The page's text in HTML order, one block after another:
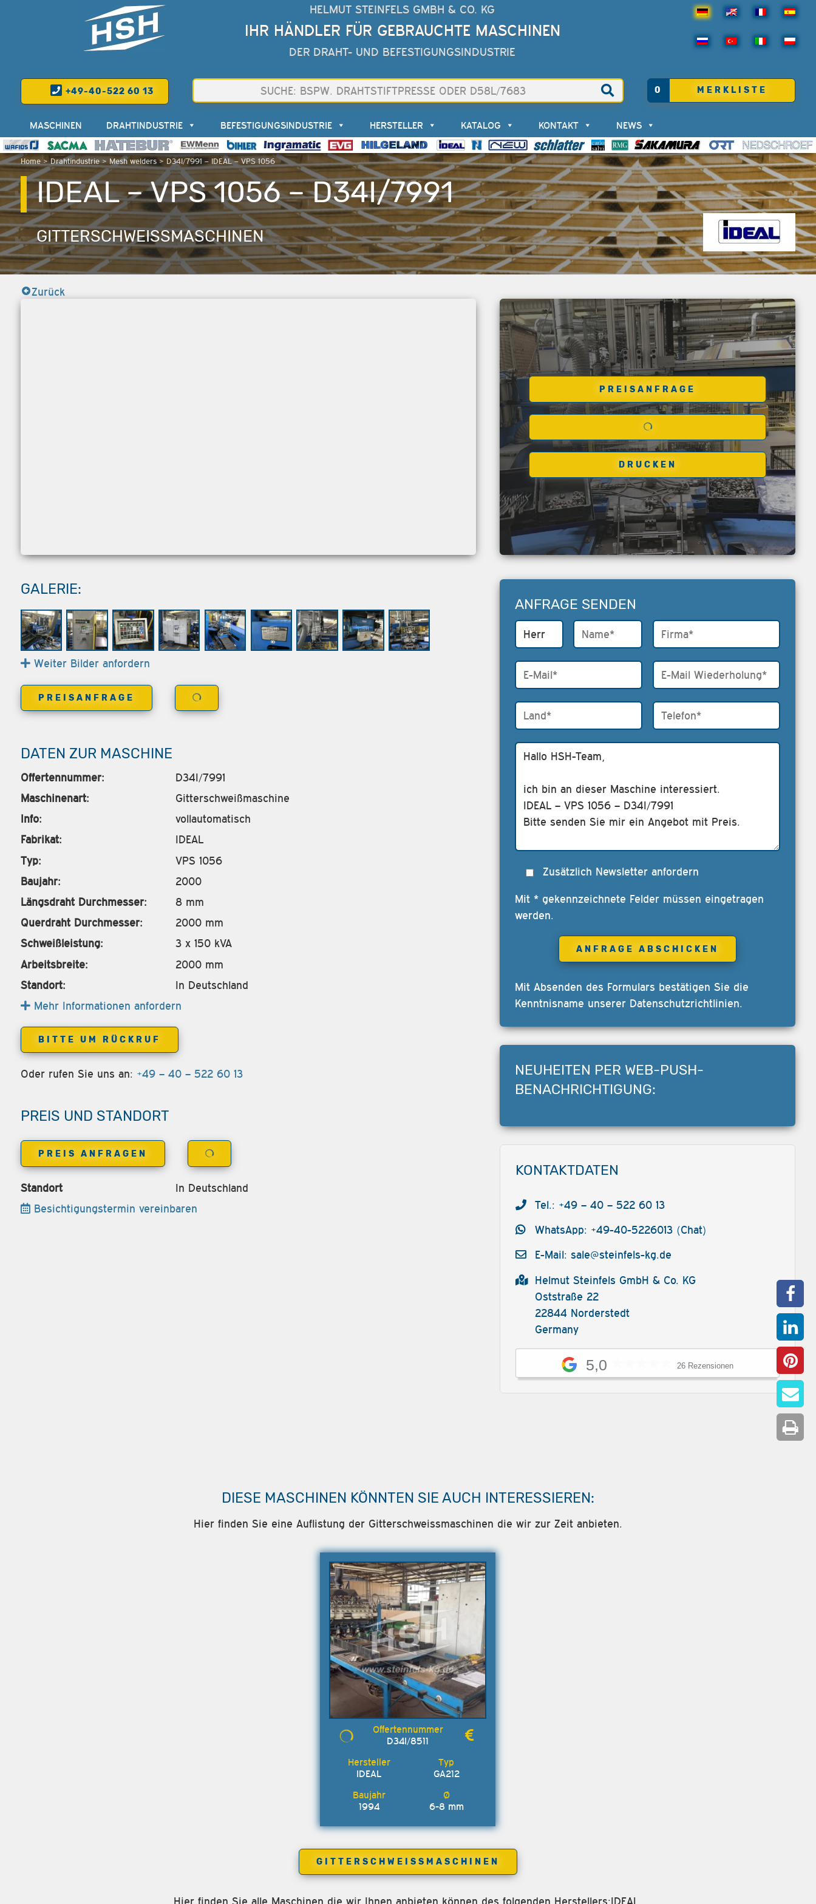
HELMUT STEINFELS GMBH & CO. KG
IHR HÄNDLER FÜR GEBRAUCHTE MASCHINEN
DER DRAHT- UND BEFESTIGUNGSINDUSTRIE
+49-40-522 60 13 0 MERKLISTE
Home> Drahtindustrie> Mesh welders> D34I/7991 – IDEAL – VPS 1056
MASCHINEN DRAHTINDUSTRIE BEFESTIGUNGSINDUSTRIE HERSTELLER KATALOG KONTAKT NEWS
IDEAL – VPS 1056 – D34I/7991
GITTERSCHWEISSMASCHINEN
Zurück
PREISANFRAGE
DRUCKEN
GALERIE:
Weiter Bilder anfordern
PREISANFRAGE
DATEN ZUR MASCHINE
Offertennummer:
D34I/7991
Maschinenart:
Gitterschweißmaschine
Info:
vollautomatisch
Fabrikat:
IDEAL
Typ:
VPS 1056
Baujahr:
2000
Längsdraht Durchmesser:
8 mm
Querdraht Durchmesser:
2000 mm
Schweißleistung:
3 x 150 kVA
Arbeitsbreite:
2000 mm
Standort:
In Deutschland
Mehr Informationen anfordern
BITTE UM RÜCKRUF
Oder rufen Sie uns an: +49 – 40 – 522 60 13
PREIS UND STANDORT
PREIS ANFRAGEN
Standort
In Deutschland
Besichtigungstermin vereinbaren
ANFRAGE SENDEN
Zusätzlich Newsletter anfordern
Mit * gekennzeichnete Felder müssen eingetragen
werden.
Mit Absenden des Formulars bestätigen Sie die
Kenntnisname unserer Datenschutzrichtlinien.
NEUHEITEN PER WEB-PUSH-
BENACHRICHTIGUNG:
KONTAKTDATEN
Tel.: +49 – 40 – 522 60 13
WhatsApp: +49-40-5226013 (Chat)
E-Mail:sale@steinfels-kg.de
Helmut Steinfels GmbH & Co. KG
Oststraße 22
22844 Norderstedt
Germany
5,0 26 Rezensionen
DIESE MASCHINEN KÖNNTEN SIE AUCH INTERESSIEREN:
Hier finden Sie eine Auflistung der Gitterschweissmaschinen die wir zur Zeit anbieten.
D34I/8511
IDEAL GA212
1994 6-8 mm
GITTERSCHWEISSMASCHINEN
Hier finden Sie alle Maschinen die wir Ihnen anbieten können des folgenden Herstellers:IDEAL.